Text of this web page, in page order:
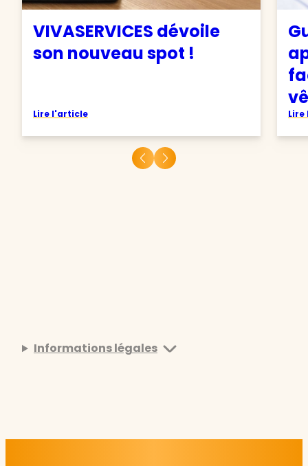
VIVASERVICES dévoile
son nouveau spot !
Lire l'article
Informations légales